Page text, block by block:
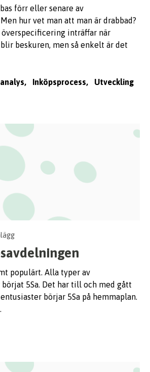
förr eller senare av
hur vet man att man är drabbad?
överspecificering inträffar när
beskuren, men så enkelt är det
inköpsprocess,
utveckling
populärt. Alla typer av
5Sa. Det har till och med gått
börjar 5Sa på hemmaplan.